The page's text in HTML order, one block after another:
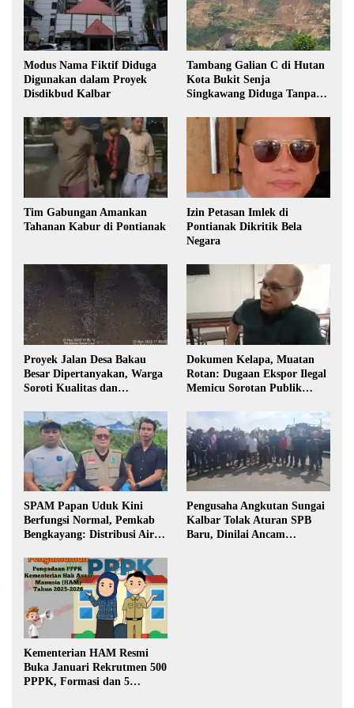
Modus Nama Fiktif Diduga
Digunakan dalam Proyek
Disdikbud Kalbar
Tambang Galian C di Hutan
Kota Bukit Senja
Singkawang Diduga Tanpa
Tim Gabungan Amankan
Tahanan Kabur di Pontianak
Izin Petasan Imlek di
Pontianak Dikritik Bela
Negara
Proyek Jalan Desa Bakau
Besar Dipertanyakan, Warga
Soroti Kualitas dan
Pembangunan
Dokumen Kelapa, Muatan
Rotan: Dugaan Ekspor Ilegal
Memicu Sorotan Publik
SPAM Papan Uduk Kini
Berfungsi Normal, Pemkab
Bengkayang: Distribusi Air
Warga
Pengusaha Angkutan Sungai
Kalbar Tolak Aturan SPB
Baru, Dinilai Ancam
Kementerian HAM Resmi
Buka Januari Rekrutmen 500
PPPK, Formasi dan 5